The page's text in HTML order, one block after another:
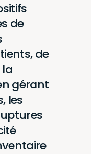
de
de
la
gérant
les